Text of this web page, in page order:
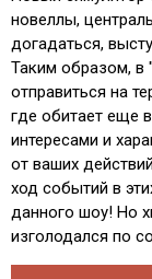
новеллы,
догадаться,
Таким образом, в
отправиться на
где обитает еще
интересами и
от ваших
ход событий в
данного шоу! Но
изголодался по